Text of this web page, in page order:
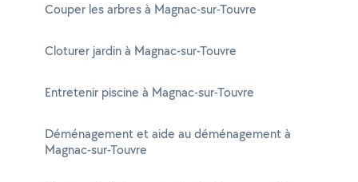
Couper les arbres à Magnac-sur-Touvre
Cloturer jardin à Magnac-sur-Touvre
Entretenir piscine à Magnac-sur-Touvre
Déménagement et aide au déménagement à
Magnac-sur-Touvre